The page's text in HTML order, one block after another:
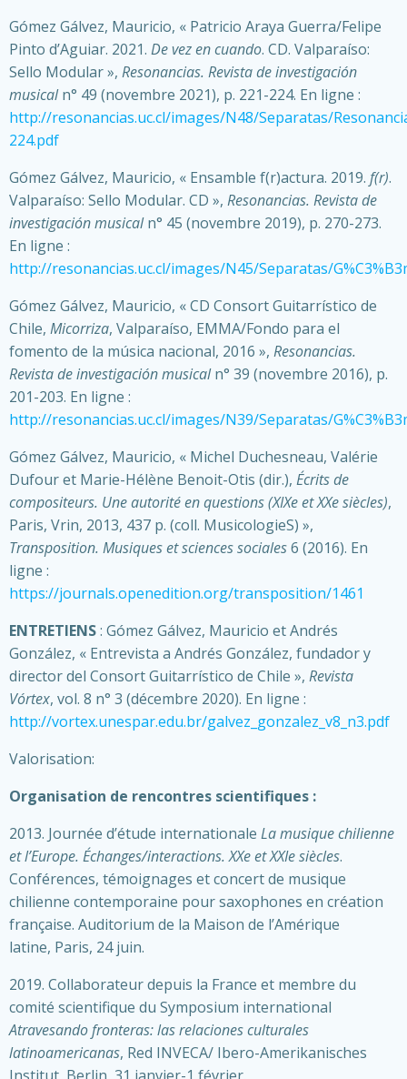
Gómez Gálvez, Mauricio, « Patricio Araya Guerra/Felipe
Pinto d’Aguiar. 2021. De vez en cuando. CD. Valparaíso:
Sello Modular », Resonancias. Revista de investigación
musicaln° 49 (novembre 2021), p. 221-224. En ligne :
http://resonancias.uc.cl/images/N48/Separatas/
224.pdf
Gómez Gálvez, Mauricio, « Ensamble f(r)actura. 2019. f(r).
Valparaíso: Sello Modular. CD », Resonancias. Revista de
investigación musicaln° 45 (novembre 2019), p. 270-273.
En ligne :
http://resonancias.uc.cl/images/N45/Separatas/
Gómez Gálvez, Mauricio, « CD Consort Guitarrístico de
Chile, Micorriza, Valparaíso, EMMA/Fondo para el
fomento de la música nacional, 2016 », Resonancias.
Revista de investigación musicaln° 39 (novembre 2016), p.
201-203. En ligne :
http://resonancias.uc.cl/images/N39/Separatas/
Gómez Gálvez, Mauricio, « Michel Duchesneau, Valérie
Dufour et Marie-Hélène Benoit-Otis (dir.), Écrits de
compositeurs. Une autorité en questions (XIXe et XXe siècles),
Paris, Vrin, 2013, 437 p. (coll. MusicologieS) »,
Transposition. Musiques et sciences sociales6 (2016). En
ligne :
https://journals.openedition.org/transposition/1461
ENTRETIENS: Gómez Gálvez, Mauricio et Andrés
González, « Entrevista a Andrés González, fundador y
director del Consort Guitarrístico de Chile », Revista
Vórtex, vol. 8 n° 3 (décembre 2020). En ligne :
http://vortex.unespar.edu.br/galvez_gonzalez_v8_n3.pdf
Valorisation:
Organisation de rencontres scientifiques :
2013. Journée d’étude internationale La musique chilienne
et l’Europe. Échanges/interactions. XXe et XXIe siècles.
Conférences, témoignages et concert de musique
chilienne contemporaine pour saxophones en création
française. Auditorium de la Maison de l’Amérique
latine, Paris, 24 juin.
2019. Collaborateur depuis la France et membre du
comité scientifique du Symposium international
Atravesando fronteras: las relaciones culturales
latinoamericanas, Red INVECA/ Ibero-Amerikanisches